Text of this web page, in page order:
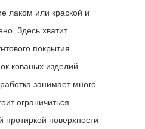
лаком или краской и
Здесь хватит
покрытия.
кованых изделий
занимает много
ограничиться
протиркой поверхности